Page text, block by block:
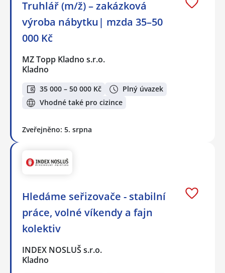
Truhlář (m/ž) – zakázková
výroba nábytku| mzda 35–50
000 Kč
MZ Topp Kladno s.r.o.
Kladno
35 000 – 50 000 Kč
Plný úvazek
Vhodné také pro cizince
Zveřejněno: 5. srpna
Hledáme seřizovače - stabilní
práce, volné víkendy a fajn
kolektiv
INDEX NOSLUŠ s.r.o.
Kladno